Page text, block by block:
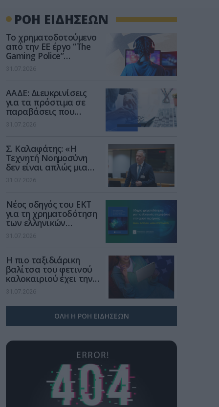
ΡΟΗ ΕΙΔΗΣΕΩΝ
Το χρηματοδοτούμενο
από την ΕΕ έργο “The
Gaming Police”
ενισχύει την ασφάλεια
των παιδιών στο
31.07.2026
ΑΑΔΕ: Διευκρινίσεις
για τα πρόστιμα σε
παραβάσεις που
αφορούν τους ΦΗΜ
31.07.2026
Σ. Καλαφάτης: «Η
Τεχνητή Νοημοσύνη
δεν είναι απλώς μια
νέα τεχνολογία, είναι
μια νέα βιομηχανική
31.07.2026
Νέος οδηγός του ΕΚΤ
για τη χρηματοδότηση
των ελληνικών
επιχειρήσεων στον
χώρο της άμυνας
31.07.2026
Η πιο ταξιδιάρικη
βαλίτσα του φετινού
καλοκαιριού έχει την
υπογραφή της Xiaomi
31.07.2026
ΟΛΗ Η ΡΟΗ ΕΙΔΗΣΕΩΝ